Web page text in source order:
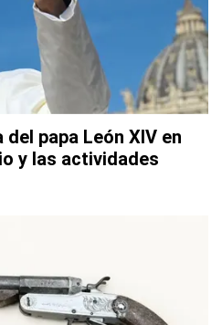
papa León XIV en
y las actividades